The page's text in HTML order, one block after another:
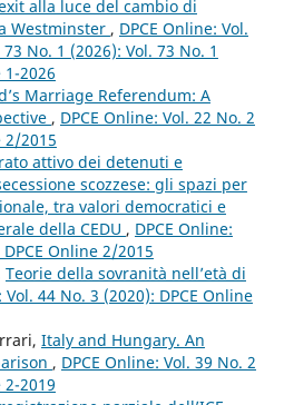
alla luce del cambio di
Westminster , DPCE Online: Vol.
No. 1 (2026): Vol. 73 No. 1
1-2026
Marriage Referendum: A
, DPCE Online: Vol. 22 No. 2
2/2015
attivo dei detenuti e
scozzese: gli spazi per
tra valori democratici e
della CEDU , DPCE Online:
Online 2/2015
Teorie della sovranità nell’età di
Vol. 44 No. 3 (2020): DPCE Online
Italy and Hungary. An
, DPCE Online: Vol. 39 No. 2
2-2019